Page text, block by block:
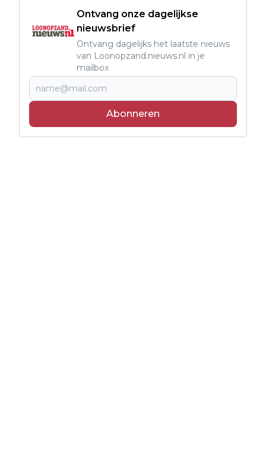
Ontvang onze dagelijkse
nieuwsbrief
Ontvang dagelijks het laatste nieuws
van Loonopzand.nieuws.nl in je
mailbox
Abonneren